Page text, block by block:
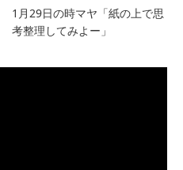
1月29日の時マヤ「紙の上で思
考整理してみよー」